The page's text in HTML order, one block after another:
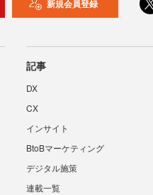
新規会員登録
記事
DX
CX
インサイト
BtoBマーケティング
デジタル施策
連載一覧